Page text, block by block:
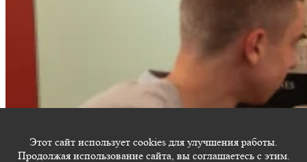
Этот сайт использует cookies для улучшения работы.
Продолжая использование сайта, вы соглашаетесь с этим.